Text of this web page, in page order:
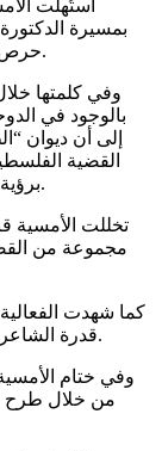
استُهلت
بمسيرة
حرص الملتقى على التعريف بالأدباء العرب وإبداعاتهم.
وفي كلمتها
بالوجود في
القضية
برؤية شعرية عميقة تمزج بين الأبعاد الإنسانية والدينية.
تخللت الأمسية
مجموعة من
كما شهدت الفعالية
قدرة الشاعرة في التعبير عن قضايا الأمة بأسلوب راقٍ ومؤثر.
وفي ختام
من خلال طرح